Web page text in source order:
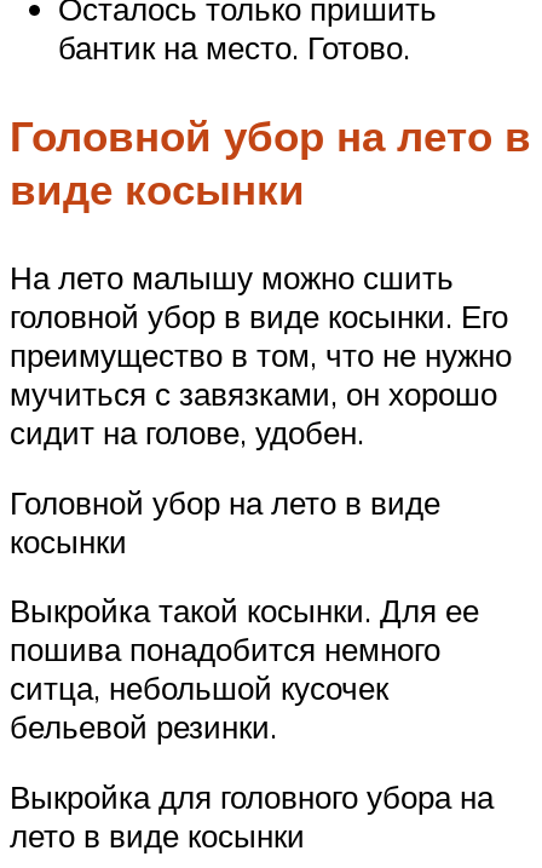
Осталось только пришить
бантик на место. Готово.
Головной убор на лето в
виде косынки
На лето малышу можно сшить
головной убор в виде косынки. Его
преимущество в том, что не нужно
мучиться с завязками, он хорошо
сидит на голове, удобен.
Головной убор на лето в виде
косынки
Выкройка такой косынки. Для ее
пошива понадобится немного
ситца, небольшой кусочек
бельевой резинки.
Выкройка для головного убора на
лето в виде косынки